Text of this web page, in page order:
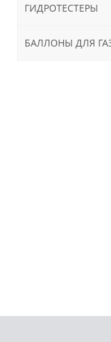
ГИДРОТЕСТЕРЫ
БАЛЛОНЫ ДЛЯ